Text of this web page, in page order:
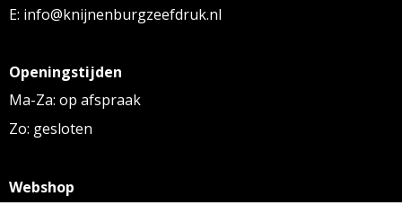
E: info@knijnenburgzeefdruk.nl
Openingstijden
Ma-Za: op afspraak
Zo: gesloten
Webshop